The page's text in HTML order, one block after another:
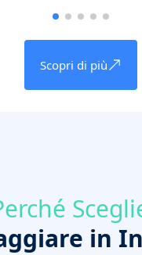
Scopri di più
in